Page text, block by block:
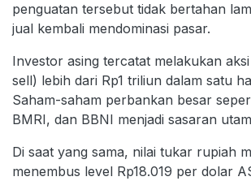
penguatan tersebut tidak bertahan
jual kembali mendominasi pasar.
Investor asing tercatat melakukan
sell) lebih dari Rp1 triliun dalam satu
Saham-saham perbankan besar
BMRI, dan BBNI menjadi sasaran
Di saat yang sama, nilai tukar rupiah
menembus level Rp18.019 per dolar